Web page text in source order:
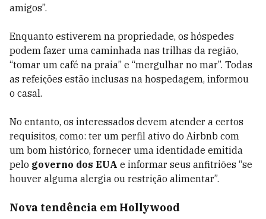
amigos”.
Enquanto estiverem na propriedade, os hóspedes
podem fazer uma caminhada nas trilhas da região,
“tomar um café na praia” e “mergulhar no mar”. Todas
as refeições estão inclusas na hospedagem, informou
o casal.
No entanto, os interessados devem atender a certos
requisitos, como: ter um perfil ativo do Airbnb com
um bom histórico, fornecer uma identidade emitida
pelo governo dos EUA e informar seus anfitriões “se
houver alguma alergia ou restrição alimentar”.
Nova tendência em Hollywood